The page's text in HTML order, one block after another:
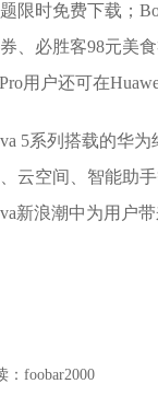
限时免费下载；
、必胜客98元美
用户还可在
5系列搭载的华
云空间、智能助
新浪潮中为用户
： foobar2000